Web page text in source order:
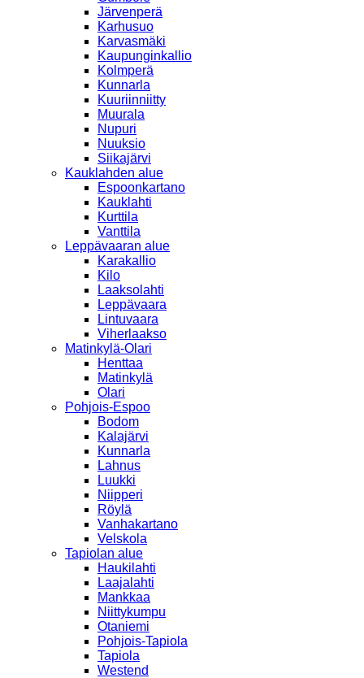
Järvenperä
Karhusuo
Karvasmäki
Kaupunginkallio
Kolmperä
Kunnarla
Kuuriinniitty
Muurala
Nupuri
Nuuksio
Siikajärvi
Kauklahden alue
Espoonkartano
Kauklahti
Kurttila
Vanttila
Leppävaaran alue
Karakallio
Kilo
Laaksolahti
Leppävaara
Lintuvaara
Viherlaakso
Matinkylä-Olari
Henttaa
Matinkylä
Olari
Pohjois-Espoo
Bodom
Kalajärvi
Kunnarla
Lahnus
Luukki
Niipperi
Röylä
Vanhakartano
Velskola
Tapiolan alue
Haukilahti
Laajalahti
Mankkaa
Niittykumpu
Otaniemi
Pohjois-Tapiola
Tapiola
Westend